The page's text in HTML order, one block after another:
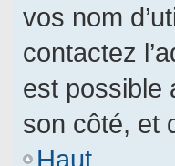
vos nom
contactez
est possible
son côté, et
Haut